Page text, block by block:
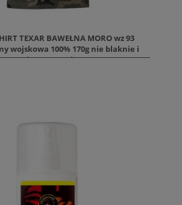
TEXAR BAWEŁNA MORO wz 93
wojskowa 100% 170g nie blaknie i
Rozmiary M L XL i XXL